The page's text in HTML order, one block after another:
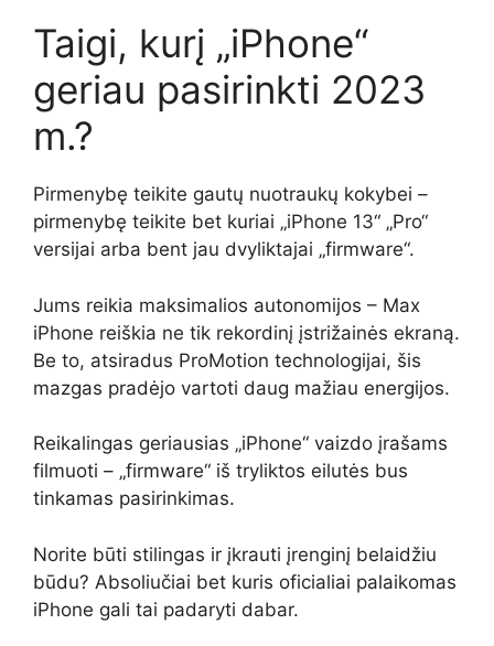
Taigi, kurį „iPhone“
geriau pasirinkti 2023
m.?
Pirmenybę teikite gautų nuotraukų kokybei –
pirmenybę teikite bet kuriai „iPhone 13“ „Pro“
versijai arba bent jau dvyliktajai „firmware“.
Jums reikia maksimalios autonomijos – Max
iPhone reiškia ne tik rekordinį įstrižainės ekraną.
Be to, atsiradus ProMotion technologijai, šis
mazgas pradėjo vartoti daug mažiau energijos.
Reikalingas geriausias „iPhone“ vaizdo įrašams
filmuoti – „firmware“ iš tryliktos eilutės bus
tinkamas pasirinkimas.
Norite būti stilingas ir įkrauti įrenginį belaidžiu
būdu? Absoliučiai bet kuris oficialiai palaikomas
iPhone gali tai padaryti dabar.